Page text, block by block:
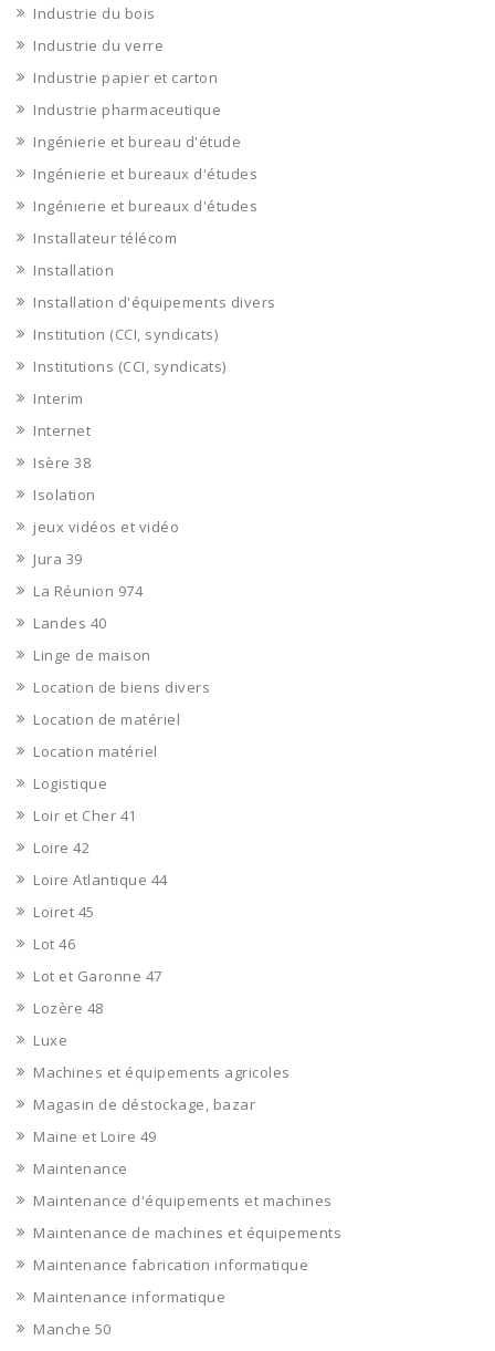
Industrie du bois
Industrie du verre
Industrie papier et carton
Industrie pharmaceutique
Ingénierie et bureau d'étude
Ingénierie et bureaux d'études
Ingénierie et bureaux d'études
Installateur télécom
Installation
Installation d'équipements divers
Institution (CCI, syndicats)
Institutions (CCI, syndicats)
Interim
Internet
Isère 38
Isolation
jeux vidéos et vidéo
Jura 39
La Réunion 974
Landes 40
Linge de maison
Location de biens divers
Location de matériel
Location matériel
Logistique
Loir et Cher 41
Loire 42
Loire Atlantique 44
Loiret 45
Lot 46
Lot et Garonne 47
Lozère 48
Luxe
Machines et équipements agricoles
Magasin de déstockage, bazar
Maine et Loire 49
Maintenance
Maintenance d'équipements et machines
Maintenance de machines et équipements
Maintenance fabrication informatique
Maintenance informatique
Manche 50